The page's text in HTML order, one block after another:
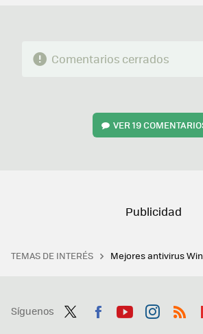
Comentarios cerrados
VER19
TEMAS DE INTERÉS Mejores antivirus
Síguenos